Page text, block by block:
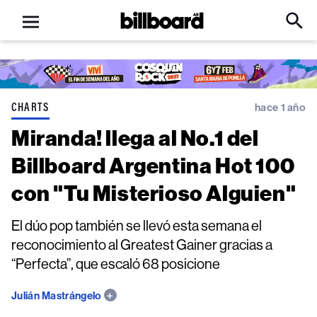
Open
menu
Billboard
Click
Input
CHARTS hace 1 año
Miranda! llega al No.1 del
Billboard Argentina Hot 100
con "Tu Misterioso Alguien"
El dúo pop también se llevó esta semana el
reconocimiento al Greatest Gainer gracias a
“Perfecta”, que escaló 68 posicione
Julián Mastrángelo